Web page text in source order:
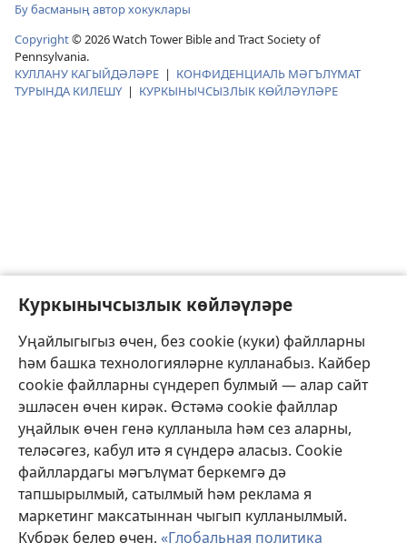
Куркынычсызлык көйләүләре
Уңайлыгыгыз өчен, без cookie (куки) файлларны
һәм башка технологияләрне кулланабыз. Кайбер
cookie файлларны сүндереп булмый — алар сайт
эшләсен өчен кирәк. Өстәмә cookie файллар
уңайлык өчен генә кулланыла һәм сез аларны,
теләсәгез, кабул итә я сүндерә аласыз. Cookie
файллардагы мәгълүмат беркемгә дә
тапшырылмый, сатылмый һәм реклама я
маркетинг максатыннан чыгып кулланылмый.
Күбрәк белер өчен, «Глобальная политика
Бу басманың автор хокуклары
Copyright© 2026 Watch Tower Bible and Tract Society of
Pennsylvania.
КУЛЛАНУ КАГЫЙДӘЛӘРЕ | КОНФИДЕНЦИАЛЬ МӘГЪЛҮМАТ
ТУРЫНДА КИЛЕШҮ | КУРКЫНЫЧСЫЗЛЫК КӨЙЛӘҮЛӘРЕ